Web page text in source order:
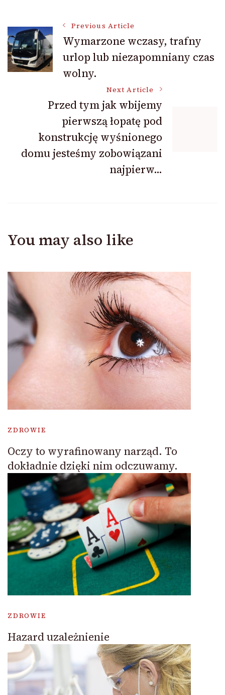
Post
Navigation
Previous Article
Wymarzone wczasy, trafny
urlop lub niezapomniany czas
wolny.
Next Article
Przed tym jak wbijemy
pierwszą łopatę pod
konstrukcję wyśnionego
domu jesteśmy zobowiązani
najpierw…
You may also like
ZDROWIE
Oczy to wyrafinowany narząd. To
dokładnie dzięki nim odczuwamy.
ZDROWIE
Hazard uzależnienie